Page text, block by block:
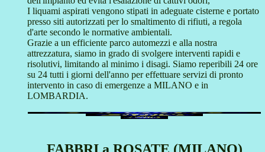
I liquami aspirati vengono stipati in adeguate cisterne e portato
presso siti autorizzati per lo smaltimento di rifiuti, a regola
d'arte secondo le normative ambientali.
Grazie a un efficiente parco automezzi e alla nostra
attrezzatura, siamo in grado di svolgere interventi rapidi e
risolutivi, limitando al minimo i disagi. Siamo reperibili 24 ore
su 24 tutti i giorni dell'anno per effettuare servizi di pronto
intervento in caso di emergenze a MILANO e in
LOMBARDIA.